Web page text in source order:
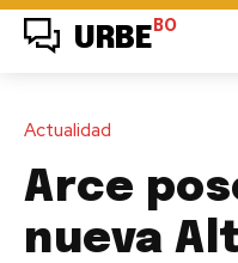
URBE BO
Actualidad
Arce
nueva